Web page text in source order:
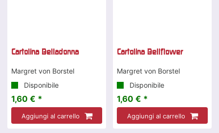
Cartolina Belladonna
Margret von Borstel
Disponibile
1,60 € *
Aggiungi al carrello
Cartolina Bellflower
Margret von Borstel
Disponibile
1,60 € *
Aggiungi al carrello